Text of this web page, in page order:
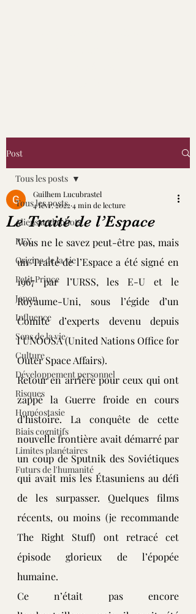
Post
Tous les posts
Aliens and robots
REX
Origine de la vie
Petit Prince
Japon
Influence
Sens de la vie
Culture
Développement personnel
Risques
Homéostasie
Biais cognitifs
Limites planétaires
Futurs de l'humanité
Tous les posts
Le Traité de l’Espace
Guilhem Lucubrastel
4 févr. 2022 4 min de lecture
Vous ne le savez peut-être pas, mais
un Traité de l’Espace a été signé en
1967 par l’URSS, les E-U et le
Royaume-Uni, sous l’égide d’un
Comité d’experts devenu depuis
l’UNOOSA (United Nations Office for
Outer Space Affairs).
Retour en arrière pour ceux qui ont
zappé la Guerre froide en cours
d’histoire. La conquête de cette
nouvelle frontière avait démarré par
un coup de Sputnik des Soviétiques
qui avait mis les Étasuniens au défi
de les surpasser. Quelques films
récents, ou moins (je recommande
The Right Stuff) ont retracé cet
épisode glorieux de l’épopée
humaine.
Ce n’était pas encore